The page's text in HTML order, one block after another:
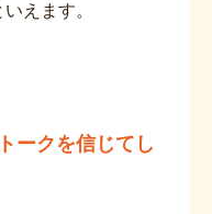
えます。
ークを信じてし